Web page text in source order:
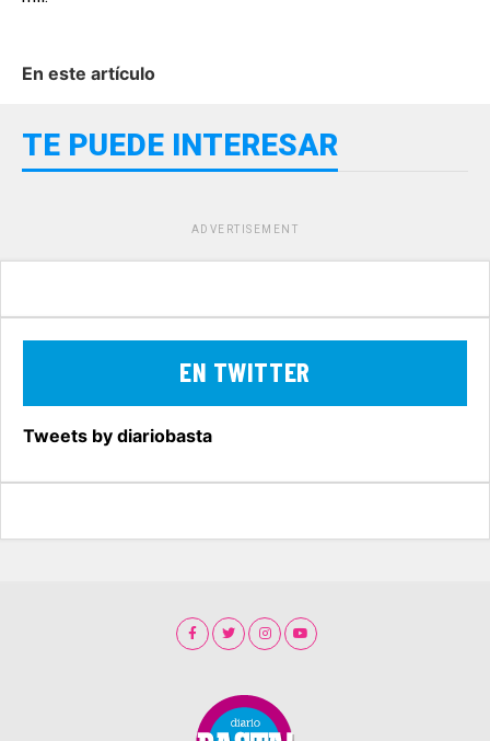
En este artículo
TE PUEDE INTERESAR
ADVERTISEMENT
EN TWITTER
Tweets by diariobasta